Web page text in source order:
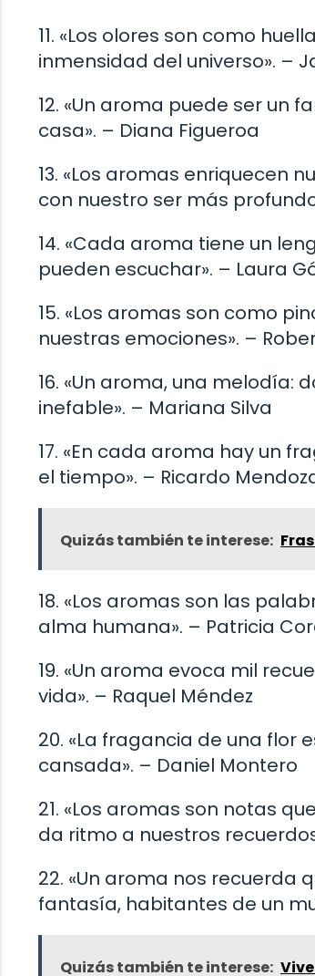
11. «Los olores son como
inmensidad del universo». –
12. «Un aroma puede ser un
casa». – Diana Figueroa
13. «Los aromas enriquecen
con nuestro ser más
14. «Cada aroma tiene un
pueden escuchar». – Laura
15. «Los aromas son como
nuestras emociones». –
16. «Un aroma, una melodía:
inefable». – Mariana Silva
17. «En cada aroma hay un
el tiempo». – Ricardo
Quizás también te interese:
18. «Los aromas son las
alma humana». – Patricia
19. «Un aroma evoca mil
vida». – Raquel Méndez
20. «La fragancia de una flor
cansada». – Daniel Montero
21. «Los aromas son notas
da ritmo a nuestros
22. «Un aroma nos recuerda
fantasía, habitantes de un
Quizás también te interese: